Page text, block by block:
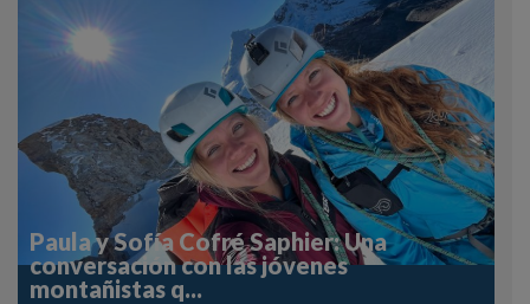
Paula y Sofía Cofré Saphier: Una
conversación con las jóvenes
montañistas q...